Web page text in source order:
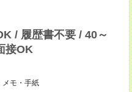
/ 履歴書不要 / 40～
接OK
メモ・手紙